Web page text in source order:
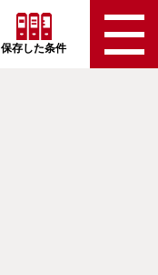
保存した条件